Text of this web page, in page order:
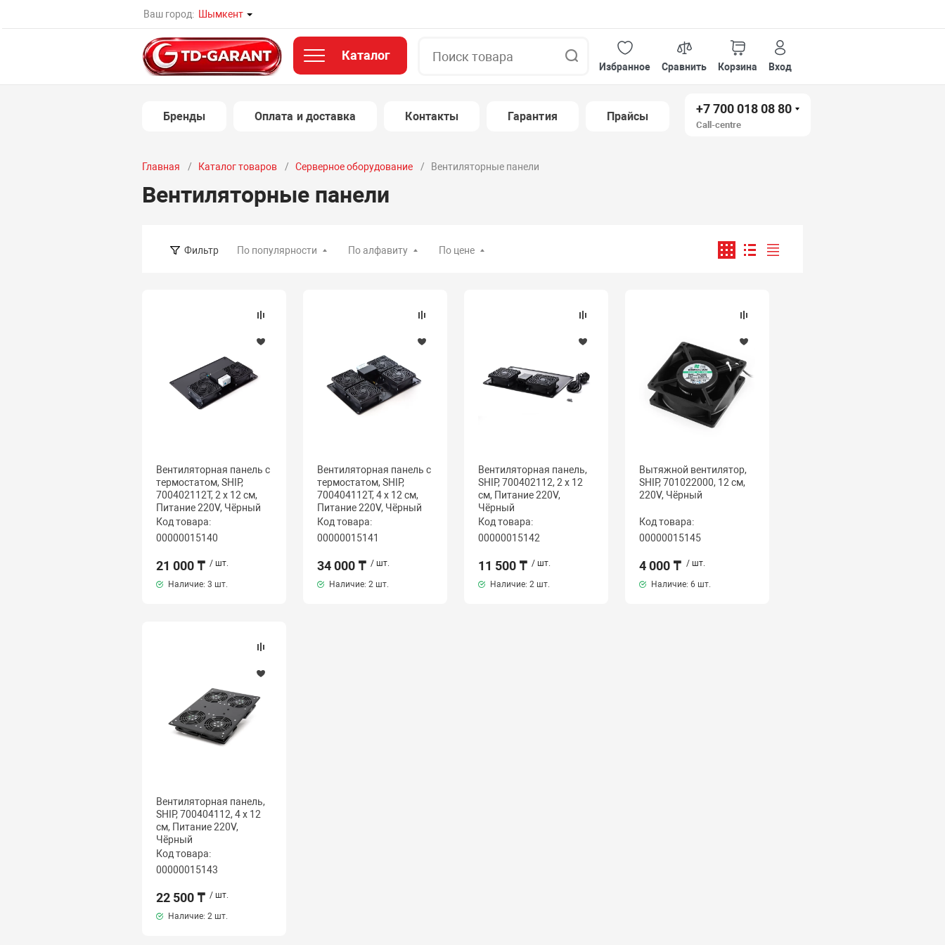
Ваш город: Шымкент
Каталог
Избранное
Сравнить Корзина Вход
Бренды Оплата и доставка Контакты Гарантия Прайсы
+7 700 018 08 80
Call-centre
Главная Каталог товаров Серверное оборудование Вентиляторные панели
Вентиляторные панели
Фильтр По популярности По алфавиту По цене
Вентиляторная панель с
термостатом, SHIP,
700402112Т, 2 x 12 см,
Питание 220V, Чёрный
Код товара:
00000015140
21 000 ₸ / шт.
Наличие: 3 шт.
Вентиляторная панель с
термостатом, SHIP,
700404112Т, 4 х 12 см,
Питание 220V, Чёрный
Код товара:
00000015141
34 000 ₸ / шт.
Наличие: 2 шт.
Вентиляторная панель,
SHIP, 700402112, 2 x 12
см, Питание 220V,
Чёрный
Код товара:
00000015142
11 500 ₸ / шт.
Наличие: 2 шт.
Вытяжной вентилятор,
SHIP, 701022000, 12 см,
220V, Чёрный
Код товара:
00000015145
4 000 ₸ / шт.
Наличие:6 шт.
Вентиляторная панель,
SHIP, 700404112, 4 х 12
см, Питание 220V,
Чёрный
Код товара:
00000015143
22 500 ₸ / шт.
Наличие: 2 шт.